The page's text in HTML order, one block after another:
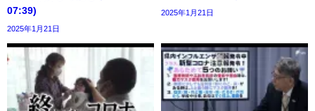
07:39)
2025年1月21日
2025年1月21日